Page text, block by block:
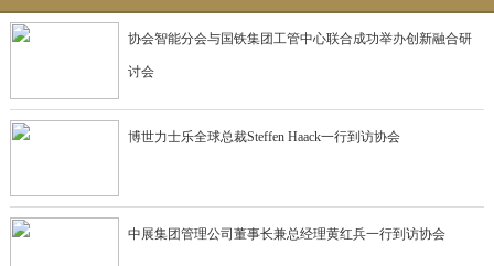
协会智能分会与国铁集团工管中心联合成功举办创新融合研
讨会
博世力士乐全球总裁Steffen Haack一行到访协会
中展集团管理公司董事长兼总经理黄红兵一行到访协会